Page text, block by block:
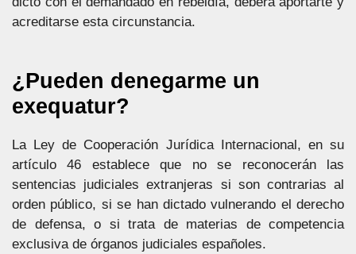
acreditarse esta circunstancia.
¿Pueden denegarme un
exequatur?
La Ley de Cooperación Jurídica Internacional, en su
artículo 46 establece que no se reconocerán las
sentencias judiciales extranjeras si son contrarias al
orden público, si se han dictado vulnerando el derecho
de defensa, o si trata de materias de competencia
exclusiva de órganos judiciales españoles.